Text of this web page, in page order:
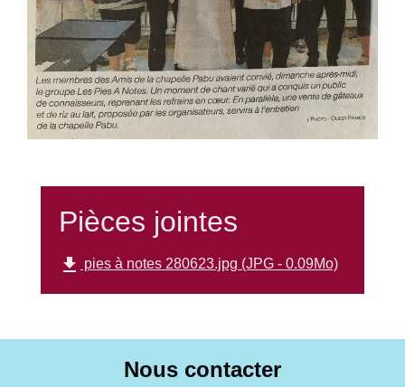
Pièces jointes
file_download pies à notes 280623.jpg (JPG - 0.09Mo)
Nous contacter